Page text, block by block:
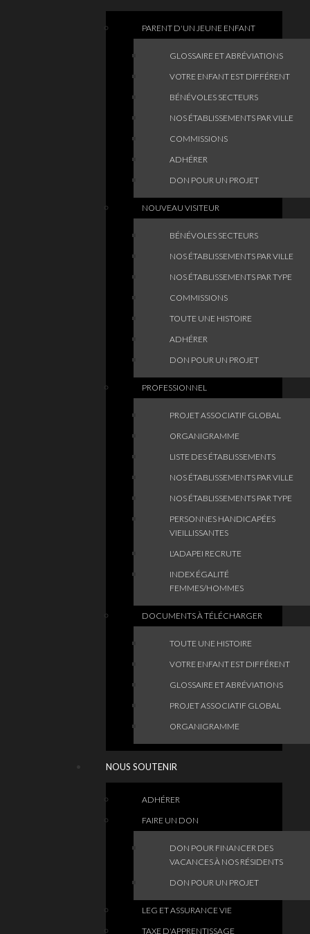
PARENT D'UN JEUNE ENFANT
GLOSSAIRE ET ABRÉVIATIONS
VOTRE ENFANT EST DIFFÉRENT
BÉNÉVOLES SECTEURS
NOS ÉTABLISSEMENTS PAR VILLE
COMMISSIONS
ADHÉRER
DON POUR UN PROJET
NOUVEAU VISITEUR
BÉNÉVOLES SECTEURS
NOS ÉTABLISSEMENTS PAR VILLE
NOS ÉTABLISSEMENTS PAR TYPE
COMMISSIONS
TOUTE UNE HISTOIRE
ADHÉRER
DON POUR UN PROJET
PROFESSIONNEL
PROJET ASSOCIATIF GLOBAL
ORGANIGRAMME
LISTE DES ÉTABLISSEMENTS
NOS ÉTABLISSEMENTS PAR VILLE
NOS ÉTABLISSEMENTS PAR TYPE
PERSONNES HANDICAPÉES
VIEILLISSANTES
L'ADAPEI RECRUTE
INDEX ÉGALITÉ
FEMMES/HOMMES
DOCUMENTS À TÉLÉCHARGER
TOUTE UNE HISTOIRE
VOTRE ENFANT EST DIFFÉRENT
GLOSSAIRE ET ABRÉVIATIONS
PROJET ASSOCIATIF GLOBAL
ORGANIGRAMME
NOUS SOUTENIR
ADHÉRER
FAIRE UN DON
DON POUR FINANCER DES
VACANCES À NOS RÉSIDENTS
DON POUR UN PROJET
LEG ET ASSURANCE VIE
TAXE D'APPRENTISSAGE